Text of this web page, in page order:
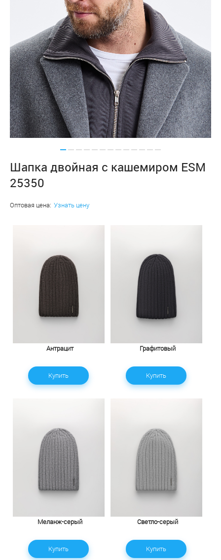
Шапка двойная с кашемиром ESM
25350
Оптовая цена: Узнать цену
Антрацит
Купить
Графитовый
Купить
Меланж-серый
Купить
Светло-серый
Купить